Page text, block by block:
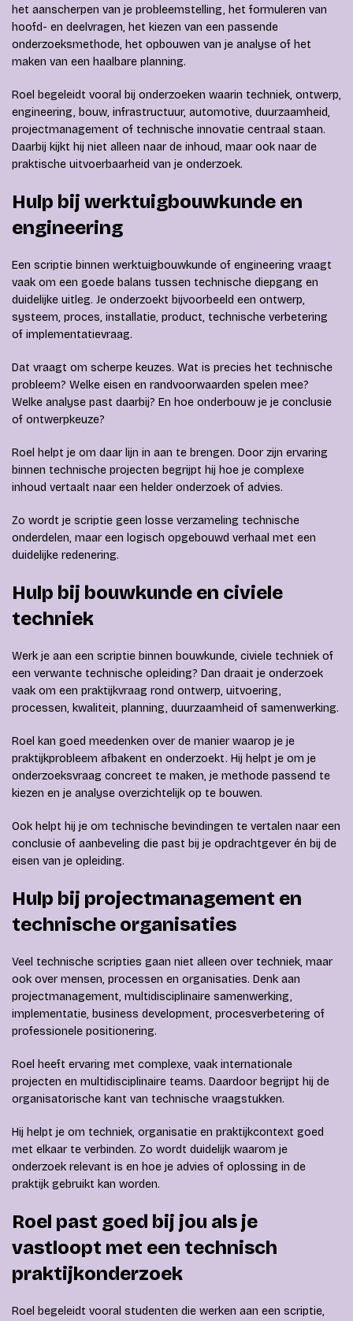
het aanscherpen van je probleemstelling, het formuleren van
hoofd- en deelvragen, het kiezen van een passende
onderzoeksmethode, het opbouwen van je analyse of het
maken van een haalbare planning.
Roel begeleidt vooral bij onderzoeken waarin techniek, ontwerp,
engineering, bouw, infrastructuur, automotive, duurzaamheid,
projectmanagement of technische innovatie centraal staan.
Daarbij kijkt hij niet alleen naar de inhoud, maar ook naar de
praktische uitvoerbaarheid van je onderzoek.
Hulp bij werktuigbouwkunde en
engineering
Een scriptie binnen werktuigbouwkunde of engineering vraagt
vaak om een goede balans tussen technische diepgang en
duidelijke uitleg. Je onderzoekt bijvoorbeeld een ontwerp,
systeem, proces, installatie, product, technische verbetering
of implementatievraag.
Dat vraagt om scherpe keuzes. Wat is precies het technische
probleem? Welke eisen en randvoorwaarden spelen mee?
Welke analyse past daarbij? En hoe onderbouw je je conclusie
of ontwerpkeuze?
Roel helpt je om daar lijn in aan te brengen. Door zijn ervaring
binnen technische projecten begrijpt hij hoe je complexe
inhoud vertaalt naar een helder onderzoek of advies.
Zo wordt je scriptie geen losse verzameling technische
onderdelen, maar een logisch opgebouwd verhaal met een
duidelijke redenering.
Hulp bij bouwkunde en civiele
techniek
Werk je aan een scriptie binnen bouwkunde, civiele techniek of
een verwante technische opleiding? Dan draait je onderzoek
vaak om een praktijkvraag rond ontwerp, uitvoering,
processen, kwaliteit, planning, duurzaamheid of samenwerking.
Roel kan goed meedenken over de manier waarop je je
praktijkprobleem afbakent en onderzoekt. Hij helpt je om je
onderzoeksvraag concreet te maken, je methode passend te
kiezen en je analyse overzichtelijk op te bouwen.
Ook helpt hij je om technische bevindingen te vertalen naar een
conclusie of aanbeveling die past bij je opdrachtgever én bij de
eisen van je opleiding.
Hulp bij projectmanagement en
technische organisaties
Veel technische scripties gaan niet alleen over techniek, maar
ook over mensen, processen en organisaties. Denk aan
projectmanagement, multidisciplinaire samenwerking,
implementatie, business development, procesverbetering of
professionele positionering.
Roel heeft ervaring met complexe, vaak internationale
projecten en multidisciplinaire teams. Daardoor begrijpt hij de
organisatorische kant van technische vraagstukken.
Hij helpt je om techniek, organisatie en praktijkcontext goed
met elkaar te verbinden. Zo wordt duidelijk waarom je
onderzoek relevant is en hoe je advies of oplossing in de
praktijk gebruikt kan worden.
Roel past goed bij jou als je
vastloopt met een technisch
praktijkonderzoek
Roel begeleidt vooral studenten die werken aan een scriptie,